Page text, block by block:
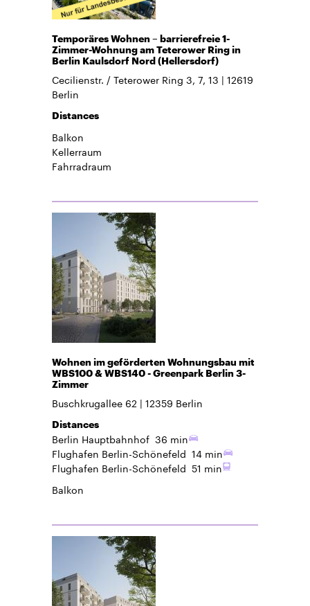
Temporäres Wohnen – barrierefreie 1-
Zimmer-Wohnung am Teterower Ring in
Berlin Kaulsdorf Nord (Hellersdorf)
Cecilienstr. / Teterower Ring 3, 7, 13 12619
Berlin
Distances
Balkon
Kellerraum
Fahrradraum
Wohnen im geförderten Wohnungsbau mit
WBS100 & WBS140 - Greenpark Berlin 3-
Zimmer
Buschkrugallee 62 12359 Berlin
Distances
Berlin Hauptbahnhof 36 min
Flughafen Berlin-Schönefeld 14 min
Flughafen Berlin-Schönefeld 51 min
Balkon